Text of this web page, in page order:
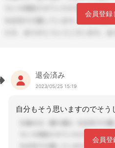
会員登録
退会済み
2023/05/25 15:19
自分もそう思いますのでそう
会員登